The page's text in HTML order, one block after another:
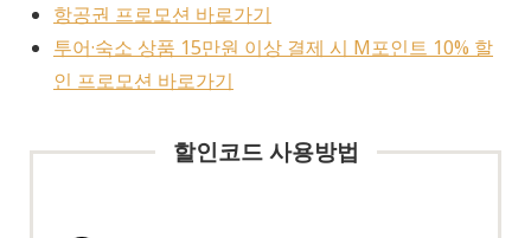
항공권 프로모션 바로가기
투어·숙소 상품 15만원 이상 결제 시 M포인트 10% 할
인 프로모션 바로가기
할인코드 사용방법